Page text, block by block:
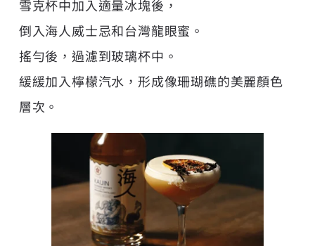
雪克杯中加入適量冰塊後，
倒入海人威士忌和台灣龍眼蜜。
搖勻後，過濾到玻璃杯中。
緩緩加入檸檬汽水，形成像珊瑚礁的美麗顏色
層次。